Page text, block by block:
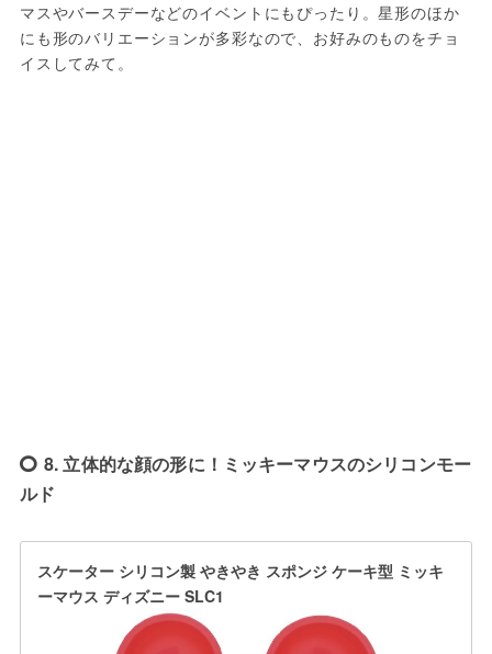
マスやバースデーなどのイベントにもぴったり。星形のほか
にも形のバリエーションが多彩なので、お好みのものをチョ
イスしてみて。
8. 立体的な顔の形に！ミッキーマウスのシリコンモー
ルド
スケーター シリコン製 やきやき スポンジ ケーキ型 ミッキ
ーマウス ディズニー SLC1